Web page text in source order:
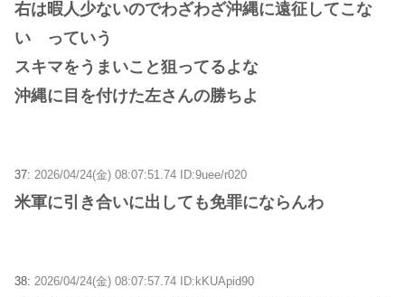
右は暇人少ないのでわざわざ沖縄に遠征してこな
い っていう
スキマをうまいこと狙ってるよな
沖縄に目を付けた左さんの勝ちよ
37: 2026/04/24(金) 08:07:51.74 ID:9uee/r020
米軍に引き合いに出しても免罪にならんわ
38: 2026/04/24(金) 08:07:57.74 ID:kKUApid90